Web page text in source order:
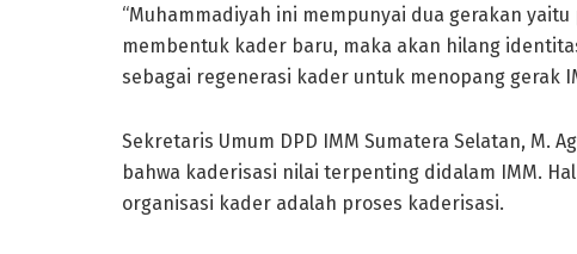
“Muhammadiyah ini mempunyai dua gerakan
membentuk kader baru, maka akan hilang
sebagai regenerasi kader untuk menopang gerak
Sekretaris Umum DPD IMM Sumatera Selatan, M.
bahwa kaderisasi nilai terpenting didalam IMM.
organisasi kader adalah proses kaderisasi.